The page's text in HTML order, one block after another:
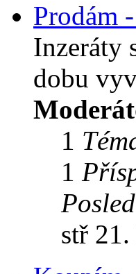
Prodám
Inzeráty
dobu
1
1
stř